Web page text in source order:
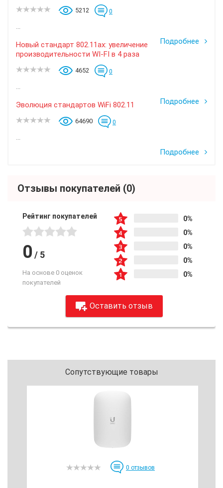
5212 0
...
Подробнее
Новый стандарт 802.11ax: увеличение
производительности WI-FI в 4 раза
4652 0
...
Подробнее
Эволюция стандартов WiFi 802.11
64690 0
...
Подробнее
Отзывы покупателей (0)
Рейтинг покупателей
0 / 5
На основе 0 оценок
покупателей
0%
0%
0%
0%
0%
Оставить отзыв
Сопутствующие товары
0 отзывов